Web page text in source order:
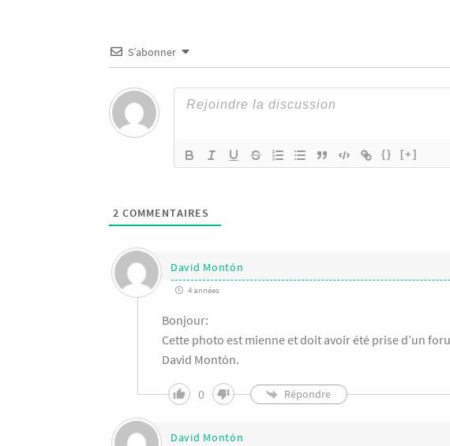
S’abonner
{} [+]
2 COMMENTAIRES
David Montón
4 années
Bonjour:
Cette photo est mienne et doit avoir été prise d’un
David Montón.
0 Répondre
David Montón